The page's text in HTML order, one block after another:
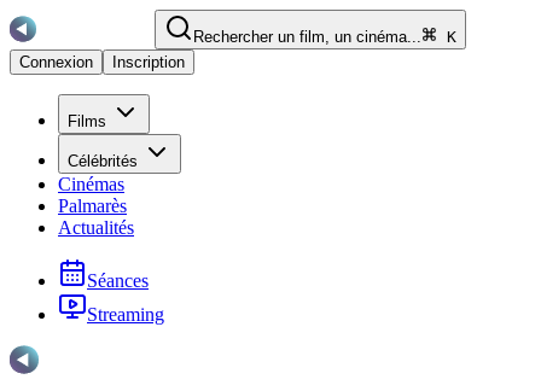
Rechercher un film, un cinéma...
K
Connexion
Inscription
Films
Célébrités
Cinémas
Palmarès
Actualités
Séances
Streaming